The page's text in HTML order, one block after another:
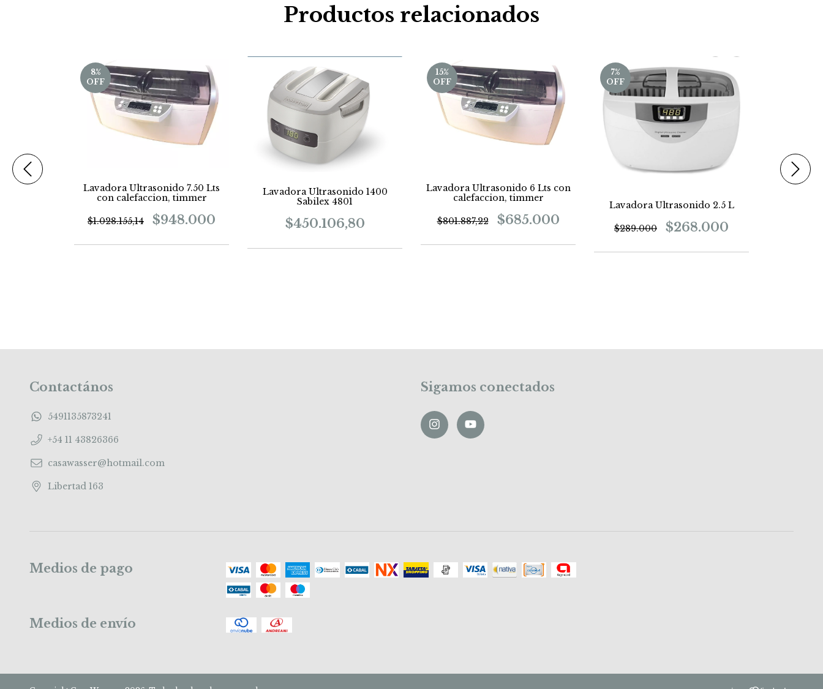
Productos relacionados
3 lts con
y timmer
8%
OFF
Lavadora Ultrasonido 7.50 Lts
con calefaccion, timmer
$1.028.155,14 $948.000
Lavadora Ultrasonido 1400
Sabilex 4801
$450.106,80
15%
OFF
Lavadora Ultrasonido 6 Lts con
calefaccion, timmer
$801.887,22 $685.000
7%
OFF
Lavadora Ultrasonido 2.5 L
$289.000 $268.000
Contactános
5491135873241
+54 11 43826366
casawasser@hotmail.com
Libertad 163
Sigamos conectados
Medios de pago
Medios de envío